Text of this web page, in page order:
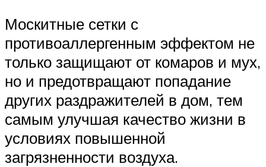
Москитные сетки с
противоаллергенным эффектом не
только защищают от комаров и мух,
но и предотвращают попадание
других раздражителей в дом, тем
самым улучшая качество жизни в
условиях повышенной
загрязненности воздуха.